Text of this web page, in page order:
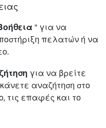
" για να
πελατών ή να
για να βρείτε
αναζήτηση στο
τις επαφές και το